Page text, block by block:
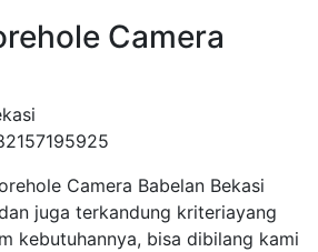
Camera
Camera Babelan Bekasi
juga terkandung kriteriayang
kebutuhannya, bisa dibilang kami